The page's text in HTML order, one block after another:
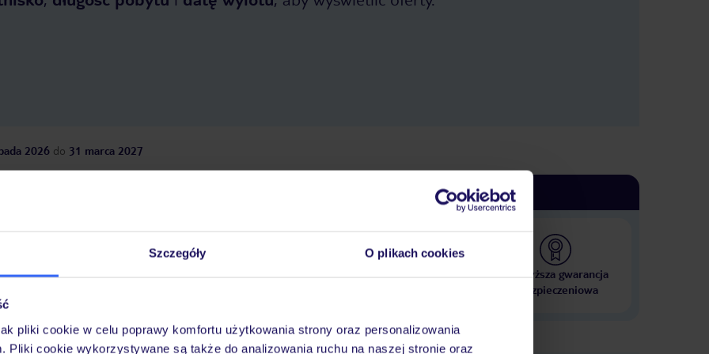
Szczegóły O plikach cookies
pliki cookie w celu poprawy komfortu użytkowania strony oraz personalizowania
Pliki cookie wykorzystywane są także do analizowania ruchu na naszej stronie oraz
2026 do 31 marca 2027
30 lat w Polsce
Najwyższa gwarancja
ubezpieczeniowa